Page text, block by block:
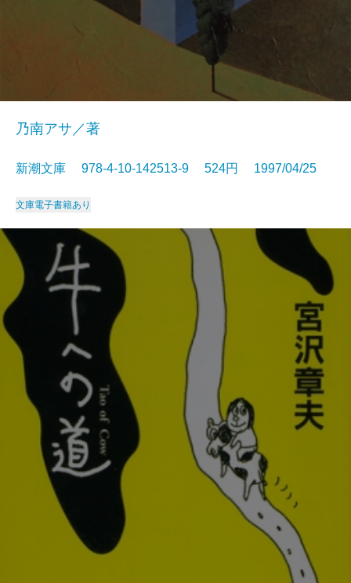
乃南アサ／著
新潮文庫 978-4-10-142513-9 524円 1997/04/25
文庫電子書籍あり